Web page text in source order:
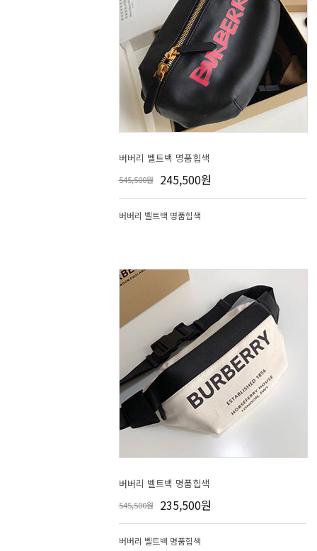
버버리 벨트백 명품힙색
545,500원 245,500원
버버리 벨트백 명품힙색
버버리 벨트백 명품힙색
545,500원 235,500원
버버리 벨트백 명품힙색